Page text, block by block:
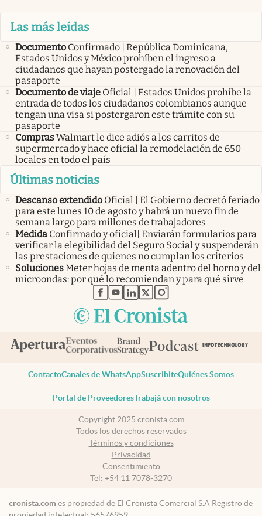
Las más leídas
Documento Confirmado | República Dominicana,
Estados Unidos y México prohíben el ingreso a
ciudadanos que hayan postergado la renovación del
pasaporte
Documento de viaje Oficial | Estados Unidos prohíbe la
entrada de todos los ciudadanos colombianos aunque
tengan una visa si postergaron este trámite con su
pasaporte
ComprasWalmart le dice adiós a los carritos de
supermercado y hace oficial la remodelación de 650
locales en todo el país
Últimas noticias
Descanso extendido Oficial | El Gobierno decretó feriado
para este lunes 10 de agosto y habrá un nuevo fin de
semana largo para millones de trabajadores
Medida Confirmado y oficial| Enviarán formularios para
verificar la elegibilidad del Seguro Social y suspenderán
las prestaciones de quienes no cumplan los criterios
SolucionesMeter hojas de menta adentro del horno y del
microondas: por qué lo recomiendan y para qué sirve
abre en nueva pestaña
abre en nueva pestaña
abre en nueva pestaña
abre en nueva pestaña
abre en nueva pestaña
ContactoCanales de WhatsAppSuscribiteQuiénes Somos
Portal de ProveedoresTrabajá con nosotros
Copyright 2025 cronista.com
Todos los derechos reservados
Términos y condiciones
Privacidad
Consentimiento
Tel: +54 11 7078-3270
cronista.com es propiedad de El Cronista Comercial S.A Registro de